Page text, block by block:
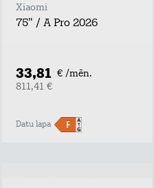
Xiaomi
75" / A Pro 2026
33,81 € /mēn.
811,41 €
Datu lapa